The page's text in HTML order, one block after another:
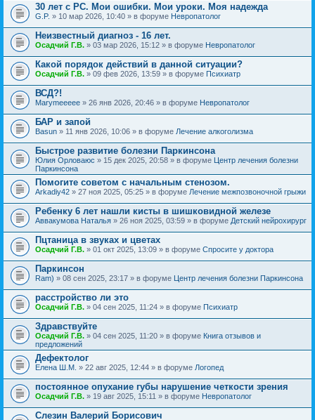
30 лет с РС. Мои ошибки. Мои уроки. Моя надежда
G.P. » 10 мар 2026, 10:40 » в форуме Невропатолог
Неизвестный диагноз - 16 лет.
Осадчий Г.В. » 03 мар 2026, 15:12 » в форуме Невропатолог
Какой порядок действий в данной ситуации?
Осадчий Г.В. » 09 фев 2026, 13:59 » в форуме Психиатр
ВСД?!
Marymeeeee » 26 янв 2026, 20:46 » в форуме Невропатолог
БАР и запой
Basun » 11 янв 2026, 10:06 » в форуме Лечение алкоголизма
Быстрое развитие болезни Паркинсона
Юлия Орловаюс » 15 дек 2025, 20:58 » в форуме Центр лечения болезни
Паркинсона
Помогите советом с начальным стенозом.
Arkadiy42 » 27 ноя 2025, 05:25 » в форуме Лечение межпозвоночной грыжи
Ребенку 6 лет нашли кисты в шишковидной железе
Аввакумова Наталья » 26 ноя 2025, 03:59 » в форуме Детский нейрохирург
Пцтаница в звуках и цветах
Осадчий Г.В. » 01 окт 2025, 13:09 » в форуме Спросите у доктора
Паркинсон
Ram) » 08 сен 2025, 23:17 » в форуме Центр лечения болезни Паркинсона
расстройство ли это
Осадчий Г.В. » 04 сен 2025, 11:24 » в форуме Психиатр
Здравствуйте
Осадчий Г.В. » 04 сен 2025, 11:20 » в форуме Книга отзывов и
предложений
Дефектолог
Елена Ш.М. » 22 авг 2025, 12:44 » в форуме Логопед
постоянное опухание губы нарушение четкости зрения
Осадчий Г.В. » 19 авг 2025, 15:11 » в форуме Невропатолог
Слезин Валерий Борисович